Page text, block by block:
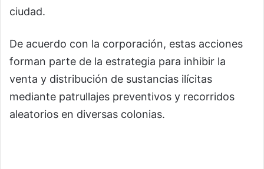
ciudad.
De acuerdo con la corporación, estas acciones
forman parte de la estrategia para inhibir la
venta y distribución de sustancias ilícitas
mediante patrullajes preventivos y recorridos
aleatorios en diversas colonias.